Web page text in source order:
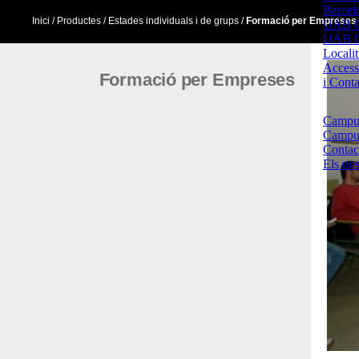
UAB
UAB
i
Els
Inici / Productes / Estades individuals i de grups / Formació per Empreses
Formació per Empreses